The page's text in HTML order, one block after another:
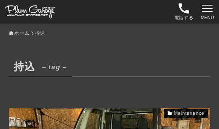
電話する MENU
ホーム 持込
持込 – tag –
Maintenance